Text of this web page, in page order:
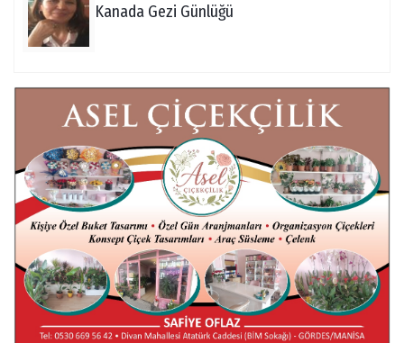
Kanada Gezi Günlüğü
Mert AKAR
Röportaj Serisi-46: Konuk =Prof.Dr.Hakan
Atalay (Psikanaliz)
Hüseyin TUNÇAY
Gökçeada Gezimiz-IV
İsmail AYBEY
Belma Sebil'i Tanıyor Musunuz?